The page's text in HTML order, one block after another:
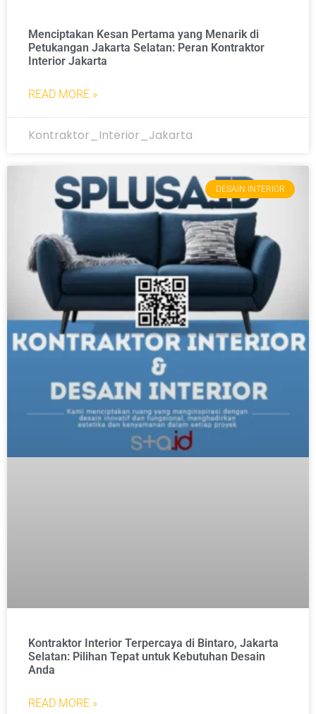
Menciptakan Kesan Pertama yang Menarik di
Petukangan Jakarta Selatan: Peran Kontraktor
Interior Jakarta
READ MORE »
Kontraktor_Interior_Jakarta
DESAIN INTERIOR
Kontraktor Interior Terpercaya di Bintaro, Jakarta
Selatan: Pilihan Tepat untuk Kebutuhan Desain
Anda
READ MORE »